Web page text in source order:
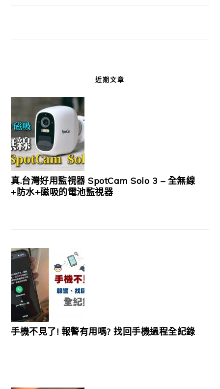
近期文章
真.台灣好用監視器 SpotCam Solo 3 – 全無線
+防水+磁吸的電池監視器
手機不見了! 報警有用嗎? 找回手機過程全紀錄